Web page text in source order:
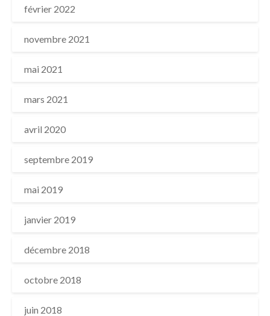
février 2022
novembre 2021
mai 2021
mars 2021
avril 2020
septembre 2019
mai 2019
janvier 2019
décembre 2018
octobre 2018
juin 2018